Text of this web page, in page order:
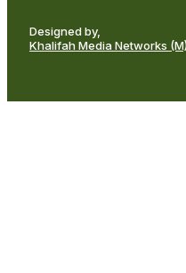
Designed by,
Khalifah Media Networks